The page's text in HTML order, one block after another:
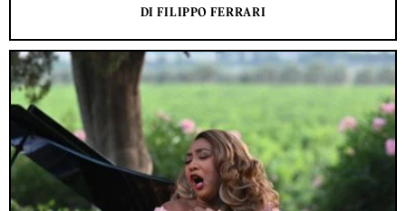
DI FILIPPO FERRARI